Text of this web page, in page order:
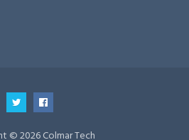
© 2026 Colmar Tech